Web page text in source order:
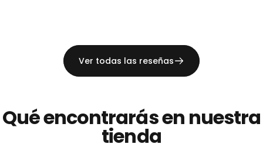
Bemalung wird das besonders betont. Und es ist
etwas ganz Seltenes, ein Modell von dieser Art zu
bekommen
13/07/2026
Ver todas las reseñas
Quéencontrarásen nuestra
tienda